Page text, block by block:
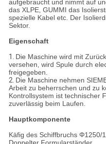
aufgebraucht und nimmt auf
das XLPE, GUMMI das
spezielle Kabel etc. Der
Sektor.
Eigenschaft
1. Die Maschine wird mit
versehen, wird Spule durch
freigegeben.
2. Die Maschine nehmen
Arbeit zu beherrschen und zu
Kontrollsystem ist technischer
zuverlässig beim Laufen.
Hauptkomponente
Käfig des Schiffbruchs Φ1250/